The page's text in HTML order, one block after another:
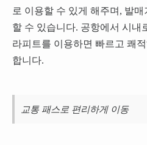
로 이용할 수 있게 해주며, 발
할 수 있습니다. 공항에서 시내
라피트를 이용하면 빠르고 쾌
합니다.
교통 패스로 편리하게 이동